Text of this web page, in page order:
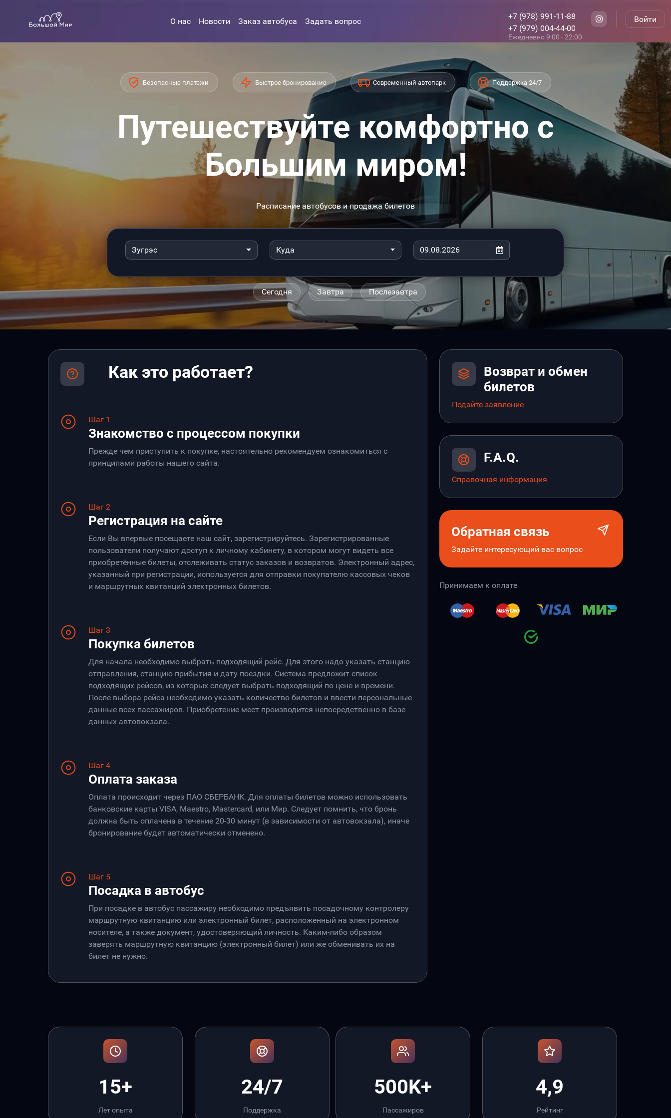
О нас Новости Заказ автобуса Задать вопрос
+7 (978) 991-11-88
+7 (979) 004-44-00
Ежедневно 9:00 - 22:00
Войти
Безопасные платежи Быстрое бронирование Современный автопарк Поддержка 24/7
Путешествуйте комфортно с
Большим миром!
Расписание автобусов и продажа билетов
Зугрэс Куда
Сегодня Завтра Послезавтра
Как это работает?
Шаг 1
Знакомство с процессом покупки
Прежде чем приступить к покупке, настоятельно рекомендуем ознакомиться с
принципами работы нашего сайта.
Шаг 2
Регистрация на сайте
Если Вы впервые посещаете наш сайт, зарегистрируйтесь. Зарегистрированные
пользователи получают доступ к личному кабинету, в котором могут видеть все
приобретённые билеты, отслеживать статус заказов и возвратов. Электронный адрес,
указанный при регистрации, используется для отправки покупателю кассовых чеков
и маршрутных квитанций электронных билетов.
Шаг 3
Покупка билетов
Для начала необходимо выбрать подходящий рейс. Для этого надо указать станцию
отправления, станцию прибытия и дату поездки. Система предложит список
подходящих рейсов, из которых следует выбрать подходящий по цене и времени.
После выбора рейса необходимо указать количество билетов и ввести персональные
данные всех пассажиров. Приобретение мест производится непосредственно в базе
данных автовокзала.
Шаг 4
Оплата заказа
Оплата происходит через ПАО СБЕРБАНК. Для оплаты билетов можно использовать
банковские карты VISA, Maestro, Mastercard, или Мир. Следует помнить, что бронь
должна быть оплачена в течение 20-30 минут (в зависимости от автовокзала), иначе
бронирование будет автоматически отменено.
Шаг 5
Посадка в автобус
При посадке в автобус пассажиру необходимо предъявить посадочному контролеру
маршрутную квитанцию или электронный билет, расположенный на электронном
носителе, а также документ, удостоверяющий личность. Каким-либо образом
заверять маршрутную квитанцию (электронный билет) или же обменивать их на
билет не нужно.
Возврат и обмен
билетов
Подайте заявление
F.A.Q.
Справочная информация
Обратная связь
Задайте интересующий вас вопрос
Принимаем к оплате
15+
Лет опыта
24/7
Поддержка
500K+
Пассажиров
4,9
Рейтинг